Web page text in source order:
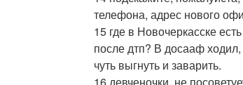
телефона, адрес нового
15 где в Новочеркасске
после дтп? В досааф
чуть выгнуть и заварить.